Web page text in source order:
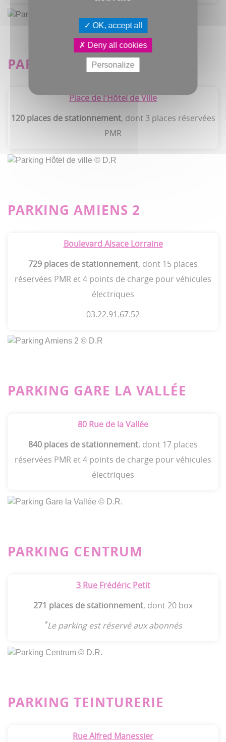
PARKING HÔTEL DE VILLE
Place de l'Hôtel de Ville
120 places de stationnement, dont 3 places réservées
PMR
PARKING AMIENS 2
Boulevard Alsace Lorraine
729 places de stationnement, dont 15 places
réservées PMR et 4 points de charge pour véhicules
électriques
03.22.91.67.52
PARKING GARE LA VALLÉE
80 Rue de la Vallée
840 places de stationnement, dont 17 places
réservées PMR et 4 points de charge pour véhicules
électriques
PARKING CENTRUM
3 Rue Frédéric Petit
271 places de stationnement, dont 20 box
*Le parking est réservé aux abonnés
PARKING TEINTURERIE
Rue Alfred Manessier
OK, accept all
Deny all cookies
Personalize